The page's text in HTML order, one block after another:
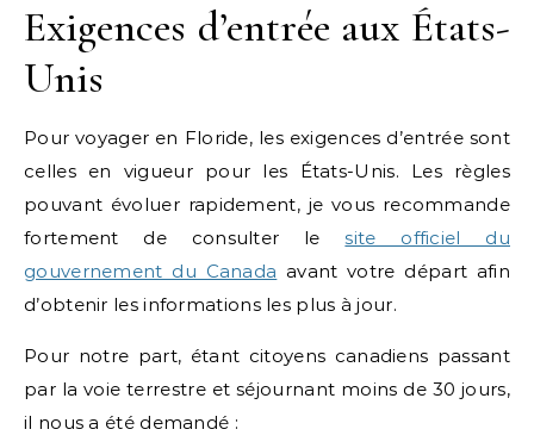
Exigences d’entrée aux États-
Unis
Pour voyager en Floride, les exigences d’entrée sont
celles en vigueur pour les États-Unis. Les règles
pouvant évoluer rapidement, je vous recommande
fortement de consulter lesite officiel du
gouvernement du Canada avant votre départ afin
d’obtenir les informations les plus à jour.
Pour notre part, étant citoyens canadiens passant
par la voie terrestre et séjournant moins de 30 jours,
il nous a été demandé :